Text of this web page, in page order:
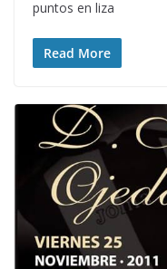
puntos en liza
Read More